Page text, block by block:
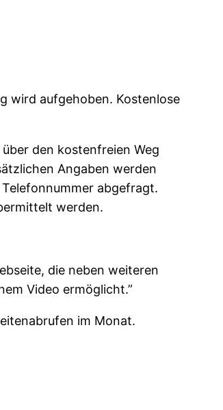
wird aufgehoben. Kostenlose
den kostenfreien Weg
Angaben werden
abgefragt.
werden.
die neben weiteren
Video ermöglicht.”
im Monat.